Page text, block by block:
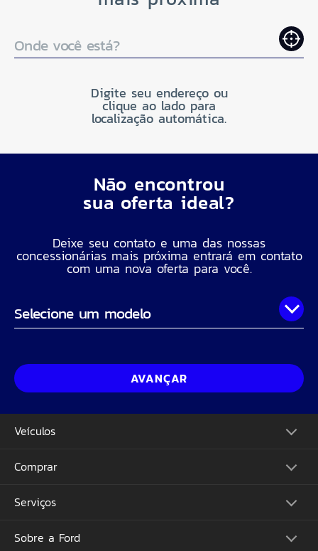
Onde você está?
Digite seu endereço ou
clique ao lado para
localização automática.
Não encontrou
sua oferta ideal?
Deixe seu contato e uma das nossas
concessionárias mais próxima entrará em contato
com uma nova oferta para você.
Onde você está?Nome Completo
Telefone
AVANÇAR
Veículos
Picapes
Suvs
Performance
Comprar
Monte o Seu
Ofertas
Concessionárias
Serviços
Atualização Sync
Sobre a Ford